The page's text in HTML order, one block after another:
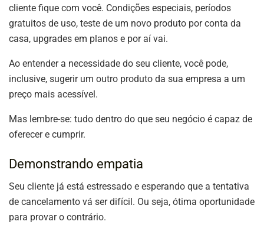
cliente fique com você. Condições especiais, períodos
gratuitos de uso, teste de um novo produto por conta da
casa, upgrades em planos e por aí vai.
Ao entender a necessidade do seu cliente, você pode,
inclusive, sugerir um outro produto da sua empresa a um
preço mais acessível.
Mas lembre-se: tudo dentro do que seu negócio é capaz de
oferecer e cumprir.
Demonstrando empatia
Seu cliente já está estressado e esperando que a tentativa
de cancelamento vá ser difícil. Ou seja, ótima oportunidade
para provar o contrário.